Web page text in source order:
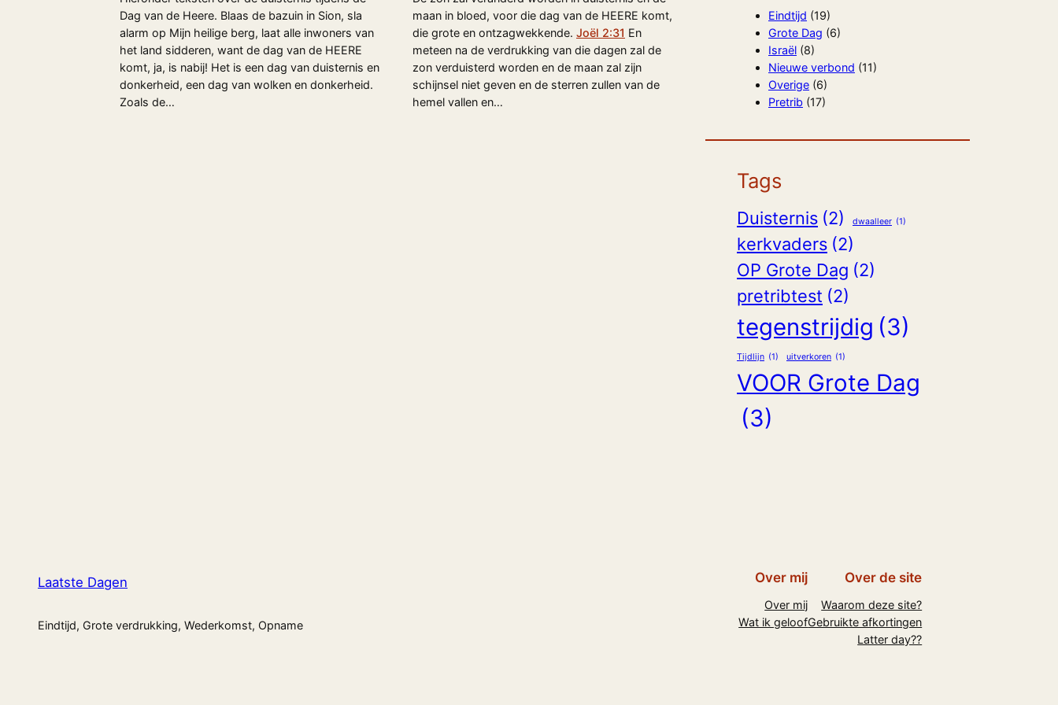
Dag van de Heere. Blaas de bazuin in Sion, sla
alarm op Mijn heilige berg, laat alle inwoners van
het land sidderen, want de dag van de HEERE
komt, ja, is nabij! Het is een dag van duisternis en
donkerheid, een dag van wolken en donkerheid.
Zoals de…
maan in bloed, voor die dag van de HEERE komt,
die grote en ontzagwekkende. Joël 2:31 En
meteen na de verdrukking van die dagen zal de
zon verduisterd worden en de maan zal zijn
schijnsel niet geven en de sterren zullen van de
hemel vallen en…
Eindtijd (19)
Grote Dag (6)
Israël (8)
Nieuwe verbond (11)
Overige (6)
Pretrib (17)
Tags
Duisternis (2) dwaalleer (1)
kerkvaders (2)
OP Grote Dag (2)
pretribtest (2)
tegenstrijdig (3)
Tijdlijn (1) uitverkoren (1)
VOOR Grote Dag
(3)
Laatste Dagen
Eindtijd, Grote verdrukking, Wederkomst, Opname
Over mij
Over mij
Wat ik geloof
Over de site
Waarom deze site?
Gebruikte afkortingen
Latter day??